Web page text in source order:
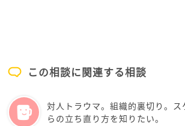
ると思うのです
いかがでしょうかか
また、本来興味があった仕事に対して
くなっているのは、怠けではなく、心
環境では、能力より先に心を守ること
使ってしまうものです。
この相談に関連する相談
対人トラウマ。組織的裏切り。ス
らの立ち直り方を知りたい。